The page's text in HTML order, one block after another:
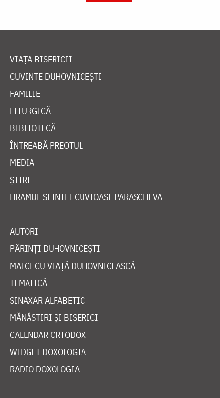
VIAȚA BISERICII
CUVINTE DUHOVNICEȘTI
FAMILIE
LITURGICĂ
BIBLIOTECĂ
ÎNTREABĂ PREOTUL
MEDIA
ȘTIRI
HRAMUL SFINTEI CUVIOASE PARASCHEVA
AUTORI
PĂRINȚI DUHOVNICEȘTI
MAICI CU VIAȚĂ DUHOVNICEASCĂ
TEMATICĂ
SINAXAR ALFABETIC
MĂNĂSTIRI ȘI BISERICI
CALENDAR ORTODOX
WIDGET DOXOLOGIA
RADIO DOXOLOGIA